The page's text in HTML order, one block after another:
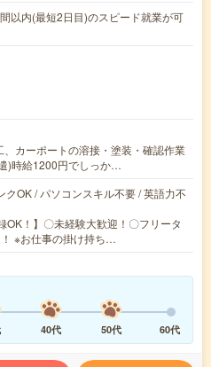
以内(最短2日目)のスピード就業が可
、カーポートの溶接・塗装・確認作業
)時給1200円でしっか…
クOK / パソコンスキル不要 / 英語力不
OK！】〇未経験大歓迎！〇フリータ
※お仕事の掛け持ち…
40代 50代 60代